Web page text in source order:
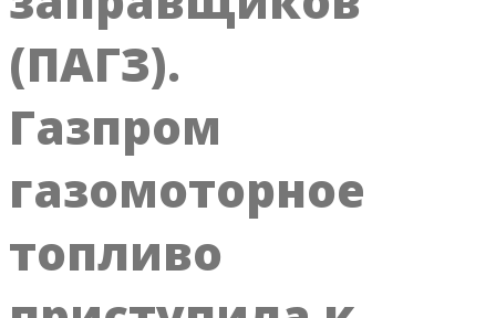
(ПАГЗ).
Газпром
газомоторное
топливо